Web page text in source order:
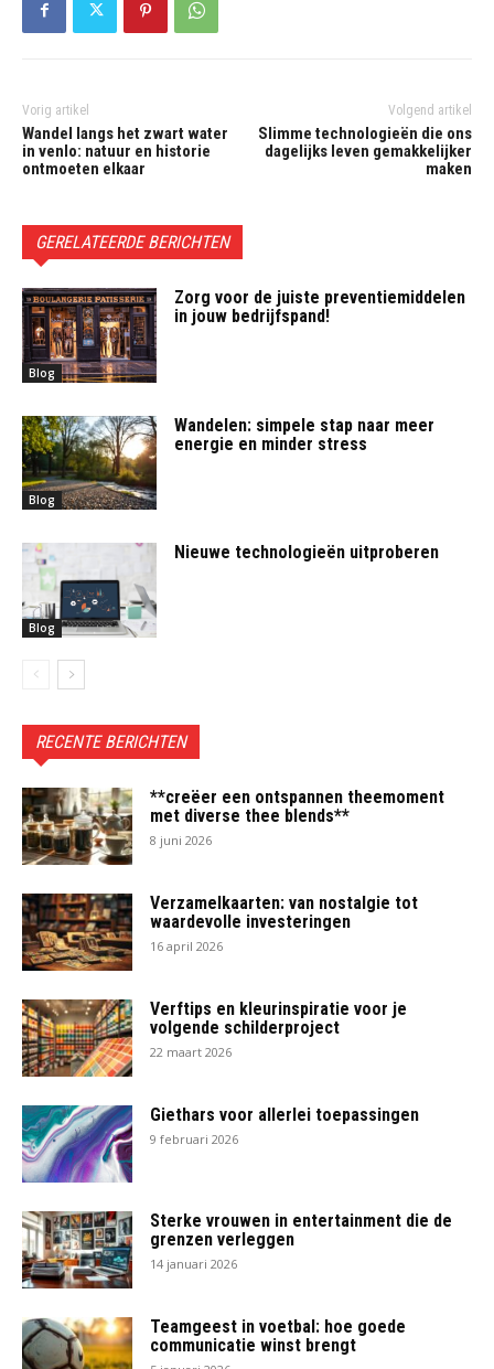
Vorig artikel
Wandel langs het zwart water
in venlo: natuur en historie
ontmoeten elkaar
Volgend artikel
Slimme technologieën die ons
dagelijks leven gemakkelijker
maken
GERELATEERDE BERICHTEN
Blog
Zorg voor de juiste preventiemiddelen
in jouw bedrijfspand!
Blog
Wandelen: simpele stap naar meer
energie en minder stress
Blog
Nieuwe technologieën uitproberen
RECENTE BERICHTEN
**creëer een ontspannen theemoment
met diverse thee blends**
8 juni 2026
Verzamelkaarten: van nostalgie tot
waardevolle investeringen
16 april 2026
Verftips en kleurinspiratie voor je
volgende schilderproject
22 maart 2026
Giethars voor allerlei toepassingen
9 februari 2026
Sterke vrouwen in entertainment die de
grenzen verleggen
14 januari 2026
Teamgeest in voetbal: hoe goede
communicatie winst brengt